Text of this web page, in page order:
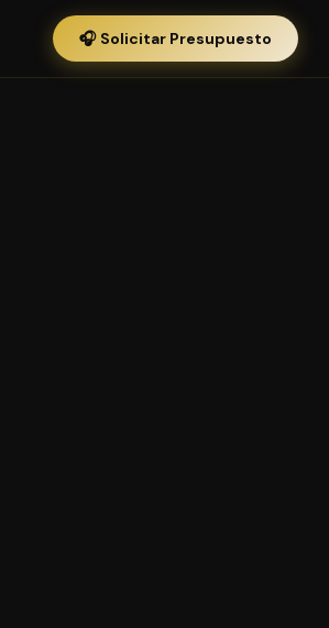
🎧 Solicitar Presupuesto